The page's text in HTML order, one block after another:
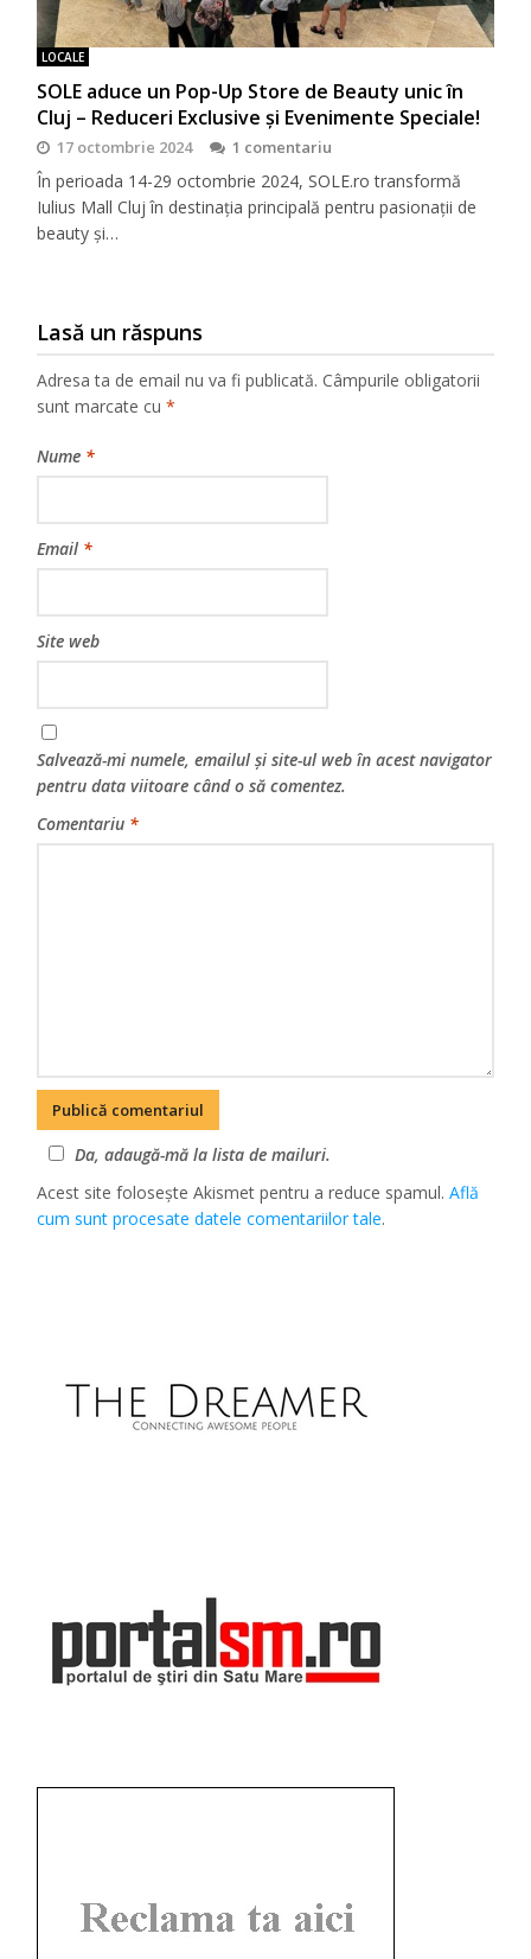
LOCALE
SOLE aduce un Pop-Up Store de Beauty unic în
Cluj – Reduceri Exclusive și Evenimente Speciale!
17 octombrie 2024 1 comentariu
În perioada 14-29 octombrie 2024, SOLE.ro transformă
Iulius Mall Cluj în destinația principală pentru pasionații de
beauty și…
Lasă un răspuns
Adresa ta de email nu va fi publicată. Câmpurile obligatorii
sunt marcate cu*
Nume *
Email *
Site web
Salvează-mi numele, emailul și site-ul web în acest navigator
pentru data viitoare când o să comentez.
Comentariu *
Da, adaugă-mă la lista de mailuri.
Acest site folosește Akismet pentru a reduce spamul.Află
cum sunt procesate datele comentariilor tale.